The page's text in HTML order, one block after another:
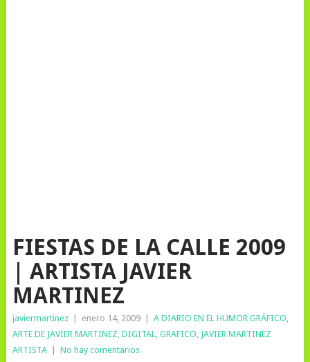
FIESTAS DE LA CALLE 2009
| ARTISTA JAVIER
MARTINEZ
javiermartinez enero 14, 2009 A DIARIO EN EL HUMOR GRÁFICO,
ARTE DE JAVIER MARTINEZ, DIGITAL, GRAFICO, JAVIER MARTINEZ
ARTISTA
No hay comentarios